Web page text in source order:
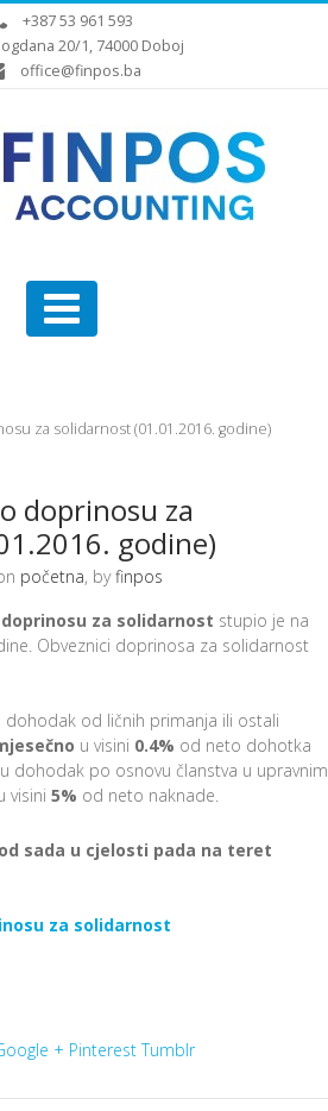
+387 53 961 593
20/1, 74000 Doboj
office@finpos.ba
za solidarnost (01.01.2016. godine)
doprinosu za
godine)
početna, byfinpos
za solidarnost stupio je na
Obveznici doprinosa za solidarnost
dohodak od ličnih primanja ili ostali
u visini 0.4% od neto dohotka
dohodak po osnovu članstva u upravnim
visini 5% od neto naknade.
sada u cjelosti pada na teret
za solidarnost
+ Pinterest Tumblr